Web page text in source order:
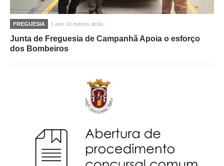
FREGUESIA 1 ano 10 meses atrás
Junta de Freguesia de Campanhã Apoia o esforço
dos Bombeiros